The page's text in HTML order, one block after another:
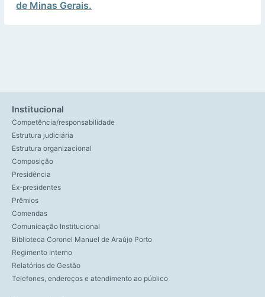
de Minas Gerais.
Institucional
Competência/responsabilidade
Estrutura judiciária
Estrutura organizacional
Composição
Presidência
Ex-presidentes
Prêmios
Comendas
Comunicação Institucional
Biblioteca Coronel Manuel de Araújo Porto
Regimento Interno
Relatórios de Gestão
Telefones, endereços e atendimento ao público